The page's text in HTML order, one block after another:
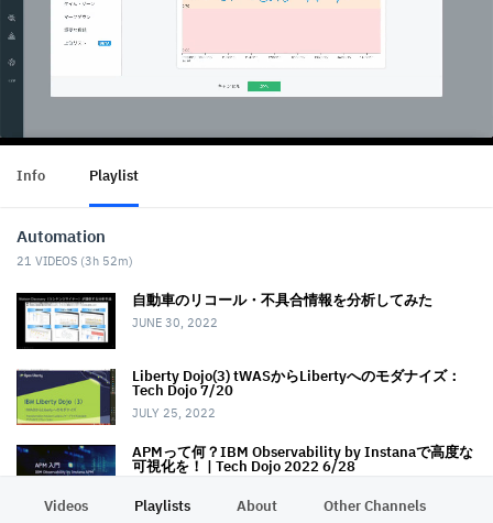
Info Playlist
Automation
21 VIDEOS (3h 52m)
自動車のリコール・不具合情報を分析してみた
JUNE 30, 2022
Liberty Dojo(3) tWASからLibertyへのモダナイズ：
Tech Dojo 7/20
JULY 25, 2022
APMって何？IBM Observability by Instanaで高度な
可視化を！ | Tech Dojo 2022 6/28
Videos Playlists About Other Channels